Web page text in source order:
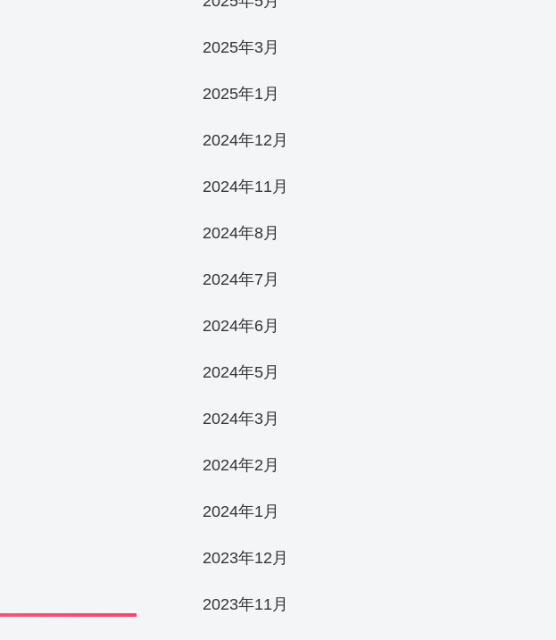
2025年3月
2025年1月
2024年12月
2024年11月
2024年8月
2024年7月
2024年6月
2024年5月
2024年3月
2024年2月
2024年1月
2023年12月
2023年11月